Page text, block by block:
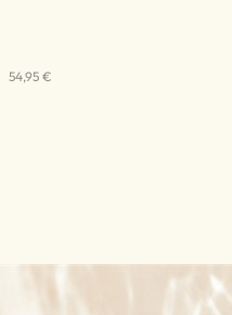
54,95 €